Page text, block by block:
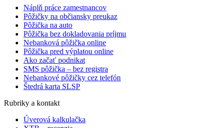
Náplň práce zamestnancov
Pôžičky na občiansky preukaz
Pôžička na auto
Pôžička bez dokladovania príjmu
Nebanková pôžička online
Pôžička pred výplatou online
Ako začať podnikat
SMS pôžička – bez registra
Nebankové pôžičky cez telefón
Štedrá karta SLSP
Rubriky a kontakt
Úverová kalkulačka